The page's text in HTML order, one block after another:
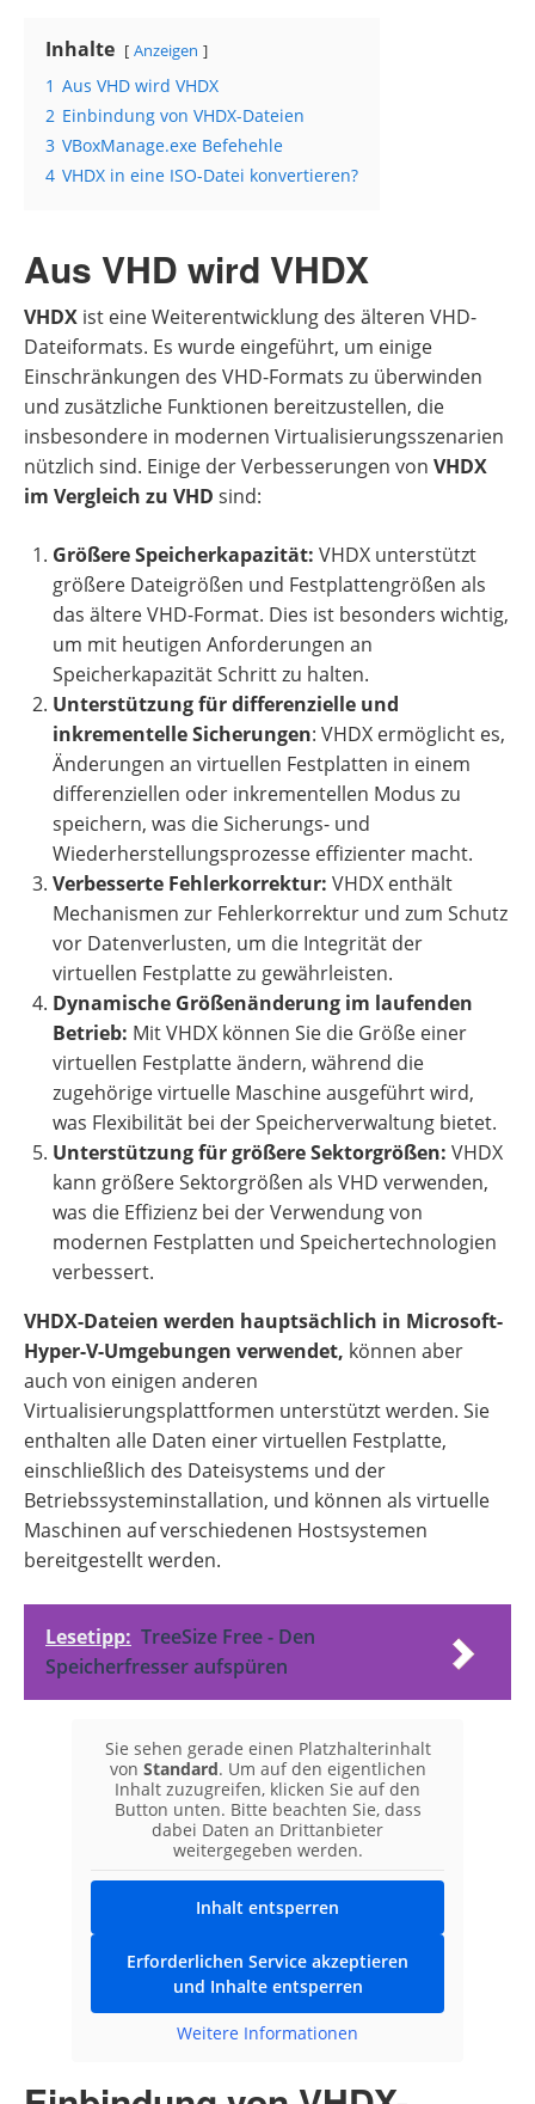
Inhalte Anzeigen
1 Aus VHD wird VHDX
2 Einbindung von VHDX-Dateien
3 VBoxManage.exe Befehehle
4 VHDX in eine ISO-Datei konvertieren?
Aus VHD wird VHDX
VHDX ist eine Weiterentwicklung des älteren VHD-
Dateiformats. Es wurde eingeführt, um einige
Einschränkungen des VHD-Formats zu überwinden
und zusätzliche Funktionen bereitzustellen, die
insbesondere in modernen Virtualisierungsszenarien
nützlich sind. Einige der Verbesserungen von VHDX
im Vergleich zu VHD sind:
Größere Speicherkapazität: VHDX unterstützt
größere Dateigrößen und Festplattengrößen als
das ältere VHD-Format. Dies ist besonders wichtig,
um mit heutigen Anforderungen an
Speicherkapazität Schritt zu halten.
Unterstützung für differenzielle und
inkrementelle Sicherungen: VHDX ermöglicht es,
Änderungen an virtuellen Festplatten in einem
differenziellen oder inkrementellen Modus zu
speichern, was die Sicherungs- und
Wiederherstellungsprozesse effizienter macht.
Verbesserte Fehlerkorrektur: VHDX enthält
Mechanismen zur Fehlerkorrektur und zum Schutz
vor Datenverlusten, um die Integrität der
virtuellen Festplatte zu gewährleisten.
Dynamische Größenänderung im laufenden
Betrieb: Mit VHDX können Sie die Größe einer
virtuellen Festplatte ändern, während die
zugehörige virtuelle Maschine ausgeführt wird,
was Flexibilität bei der Speicherverwaltung bietet.
Unterstützung für größere Sektorgrößen: VHDX
kann größere Sektorgrößen als VHD verwenden,
was die Effizienz bei der Verwendung von
modernen Festplatten und Speichertechnologien
verbessert.
VHDX-Dateien werden hauptsächlich in Microsoft-
Hyper-V-Umgebungen verwendet, können aber
auch von einigen anderen
Virtualisierungsplattformen unterstützt werden. Sie
enthalten alle Daten einer virtuellen Festplatte,
einschließlich des Dateisystems und der
Betriebssysteminstallation, und können als virtuelle
Maschinen auf verschiedenen Hostsystemen
bereitgestellt werden.
Lesetipp: TreeSize Free - Den
Speicherfresser aufspüren
Sie sehen gerade einen Platzhalterinhalt
von Standard. Um auf den eigentlichen
Inhalt zuzugreifen, klicken Sie auf den
Button unten. Bitte beachten Sie, dass
dabei Daten an Drittanbieter
weitergegeben werden.
Inhalt entsperren
Erforderlichen Service akzeptieren
und Inhalte entsperren
Weitere Informationen